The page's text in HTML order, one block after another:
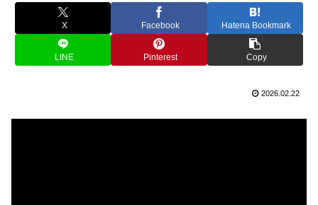
X Facebook Hatena Bookmark
LINE Pinterest Copy
2026.02.22